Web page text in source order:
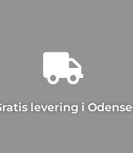

levering i Odense